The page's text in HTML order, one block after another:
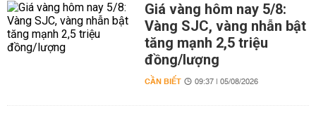
Giá vàng hôm nay 5/8:
Vàng SJC, vàng nhẫn bật
tăng mạnh 2,5 triệu
đồng/lượng
CẦN BIẾT 09:37 | 05/08/2026